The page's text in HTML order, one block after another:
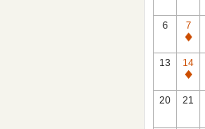
6
7
休
館
日
13
14
休
館
20 21